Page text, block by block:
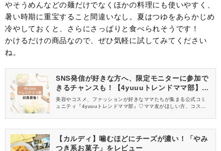
やそうめんなどの麺だけでなくほかの料理にも使いやすく、
暑い時期に重宝すること間違いなし。夏はつゆをあらかじめ
冷やしておくと、さらにさっぱりと食べられそうです！
かけるだけの商品なので、ぜひ気軽に試してみてください
ね。
SNS発信が好きな方へ、限定モニターに参加で
きるチャンスも！【4yuuuトレンドママ部】部
員募集中
美容やコスメ、ファッションが好きなママたちが集まる公式コミ
ュニティ『4yuuuトレンドママ部』♡ママ友がほしい方、コスメサ
信してくれる方を募集しています！
【カルディ】噛むほどにチーズが濃い！「やみ
つき系お菓子」をレビュー